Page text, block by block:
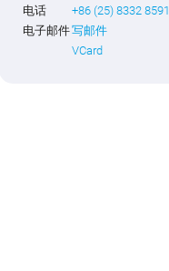
电话
+86 (25) 8332 8591
电子邮件写邮件
VCard